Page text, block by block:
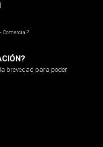
Comercial?
brevedad para poder